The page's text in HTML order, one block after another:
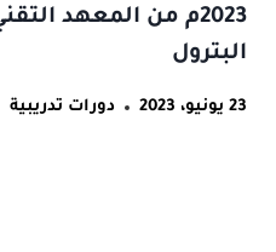
2023م من المعهد
البترول
23 يونيو، 2023 دورات تدريبية